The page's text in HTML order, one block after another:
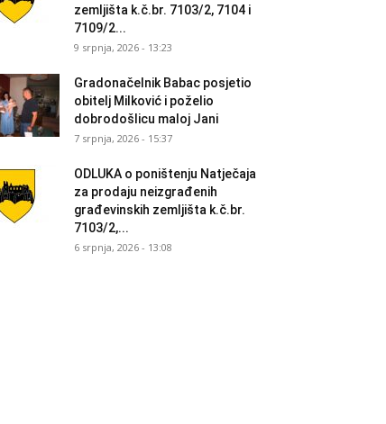
zemljišta k.č.br. 7103/2, 7104 i
7109/2...
9 srpnja, 2026 - 13:23
Gradonačelnik Babac posjetio
obitelj Milković i poželio
dobrodošlicu maloj Jani
7 srpnja, 2026 - 15:37
ODLUKA o poništenju Natječaja
za prodaju neizgrađenih
građevinskih zemljišta k.č.br.
7103/2,...
6 srpnja, 2026 - 13:08